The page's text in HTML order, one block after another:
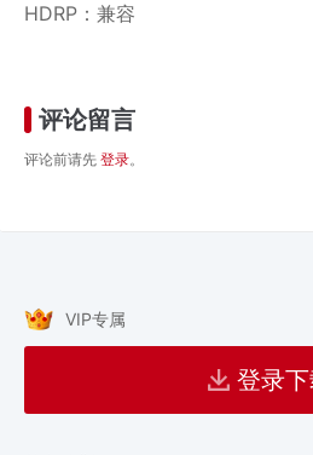
HDRP：兼容
评论留言
评论前请先 登录。
VIP专属
登录